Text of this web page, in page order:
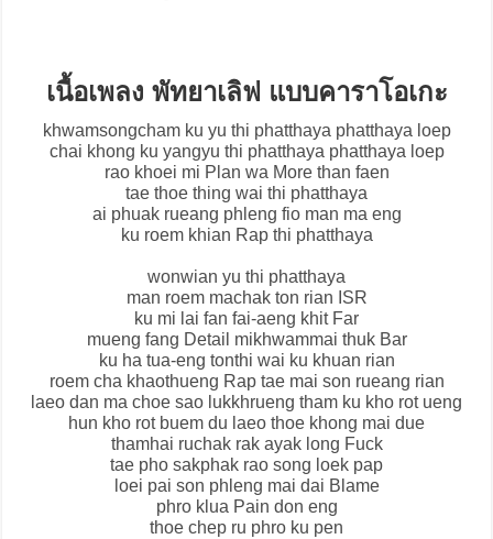
เนื้อเพลง พัทยาเลิฟ แบบคาราโอเกะ
khwamsongcham ku yu thi phatthaya phatthaya loep
chai khong ku yangyu thi phatthaya phatthaya loep
rao khoei mi Plan wa More than faen
tae thoe thing wai thi phatthaya
ai phuak rueang phleng fio man ma eng
ku roem khian Rap thi phatthaya
wonwian yu thi phatthaya
man roem machak ton rian ISR
ku mi lai fan fai-aeng khit Far
mueng fang Detail mikhwammai thuk Bar
ku ha tua-eng tonthi wai ku khuan rian
roem cha khaothueng Rap tae mai son rueang rian
laeo dan ma choe sao lukkhrueng tham ku kho rot ueng
hun kho rot buem du laeo thoe khong mai due
thamhai ruchak rak ayak long Fuck
tae pho sakphak rao song loek pap
loei pai son phleng mai dai Blame
phro klua Pain don eng
thoe chep ru phro ku pen